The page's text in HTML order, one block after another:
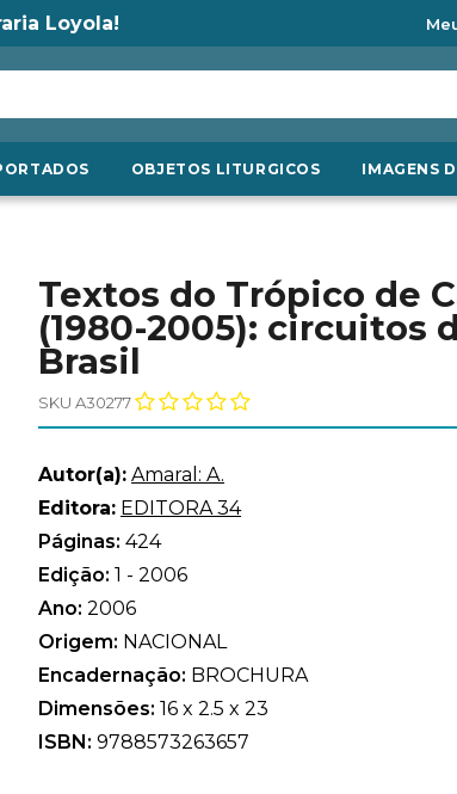
Loyola!
OBJETOS LITURGICOS IMAGENS
Textos do Trópico de
(1980-2005): circuitos
Brasil
SKU A30277
Autor(a): Amaral: A.
Editora: EDITORA 34
Páginas: 424
Edição: 1 - 2006
Ano: 2006
Origem: NACIONAL
Encadernação: BROCHURA
Dimensões: 16 x 2.5 x 23
ISBN: 9788573263657